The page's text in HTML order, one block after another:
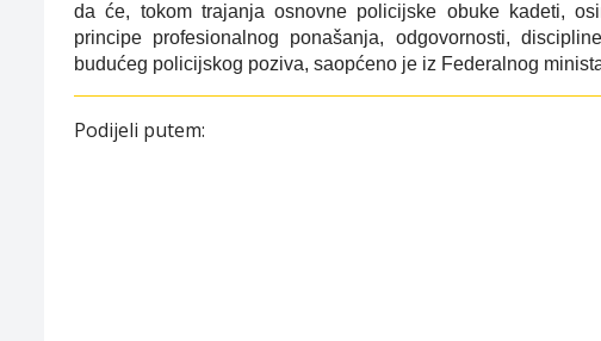
da će, tokom trajanja osnovne policijske obuke kadeti,
principe profesionalnog ponašanja, odgovornosti,
budućeg policijskog poziva, saopćeno je iz Federalnog
Podijeli putem: